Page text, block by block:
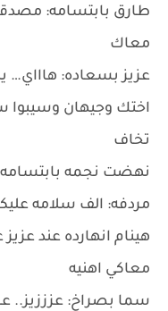
طارق بابتسامه:
معاك
عزيز بسعاده: هاااي…
اختك وجيهان وسيبوا
تخاف
نهضت نجمه
مردفه: الف سلامه
هينام انهارده عند
معاكي اهنيه
سما بصراخ: عزززيز..